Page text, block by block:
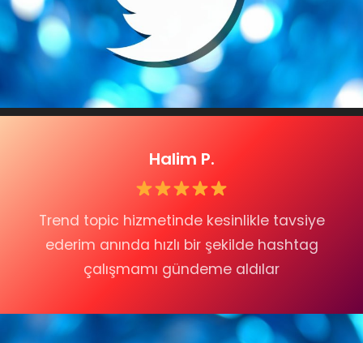
Halim P.
Trend topic hizmetinde kesinlikle tavsiye
ederim anında hızlı bir şekilde hashtag
çalışmamı gündeme aldılar